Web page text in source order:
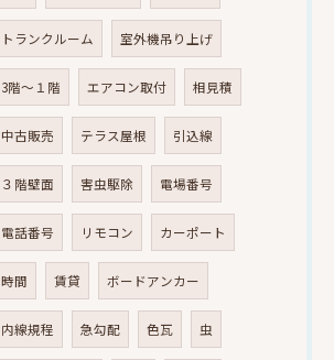
トランクルーム 室外機吊り上げ
3階～１階 エアコン取付 相見積
中古販売 テラス屋根 引込線
３階壁面 害虫駆除 電場番号
電話番号 リモコン カーポート
時間 賃貸 ボードアンカー
内線規程 急勾配 色瓦 虫